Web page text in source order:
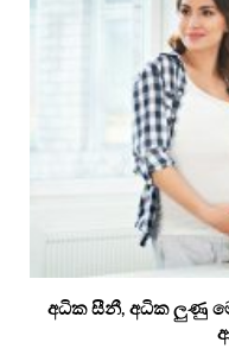
අධික සීනී, අධික ලුණු